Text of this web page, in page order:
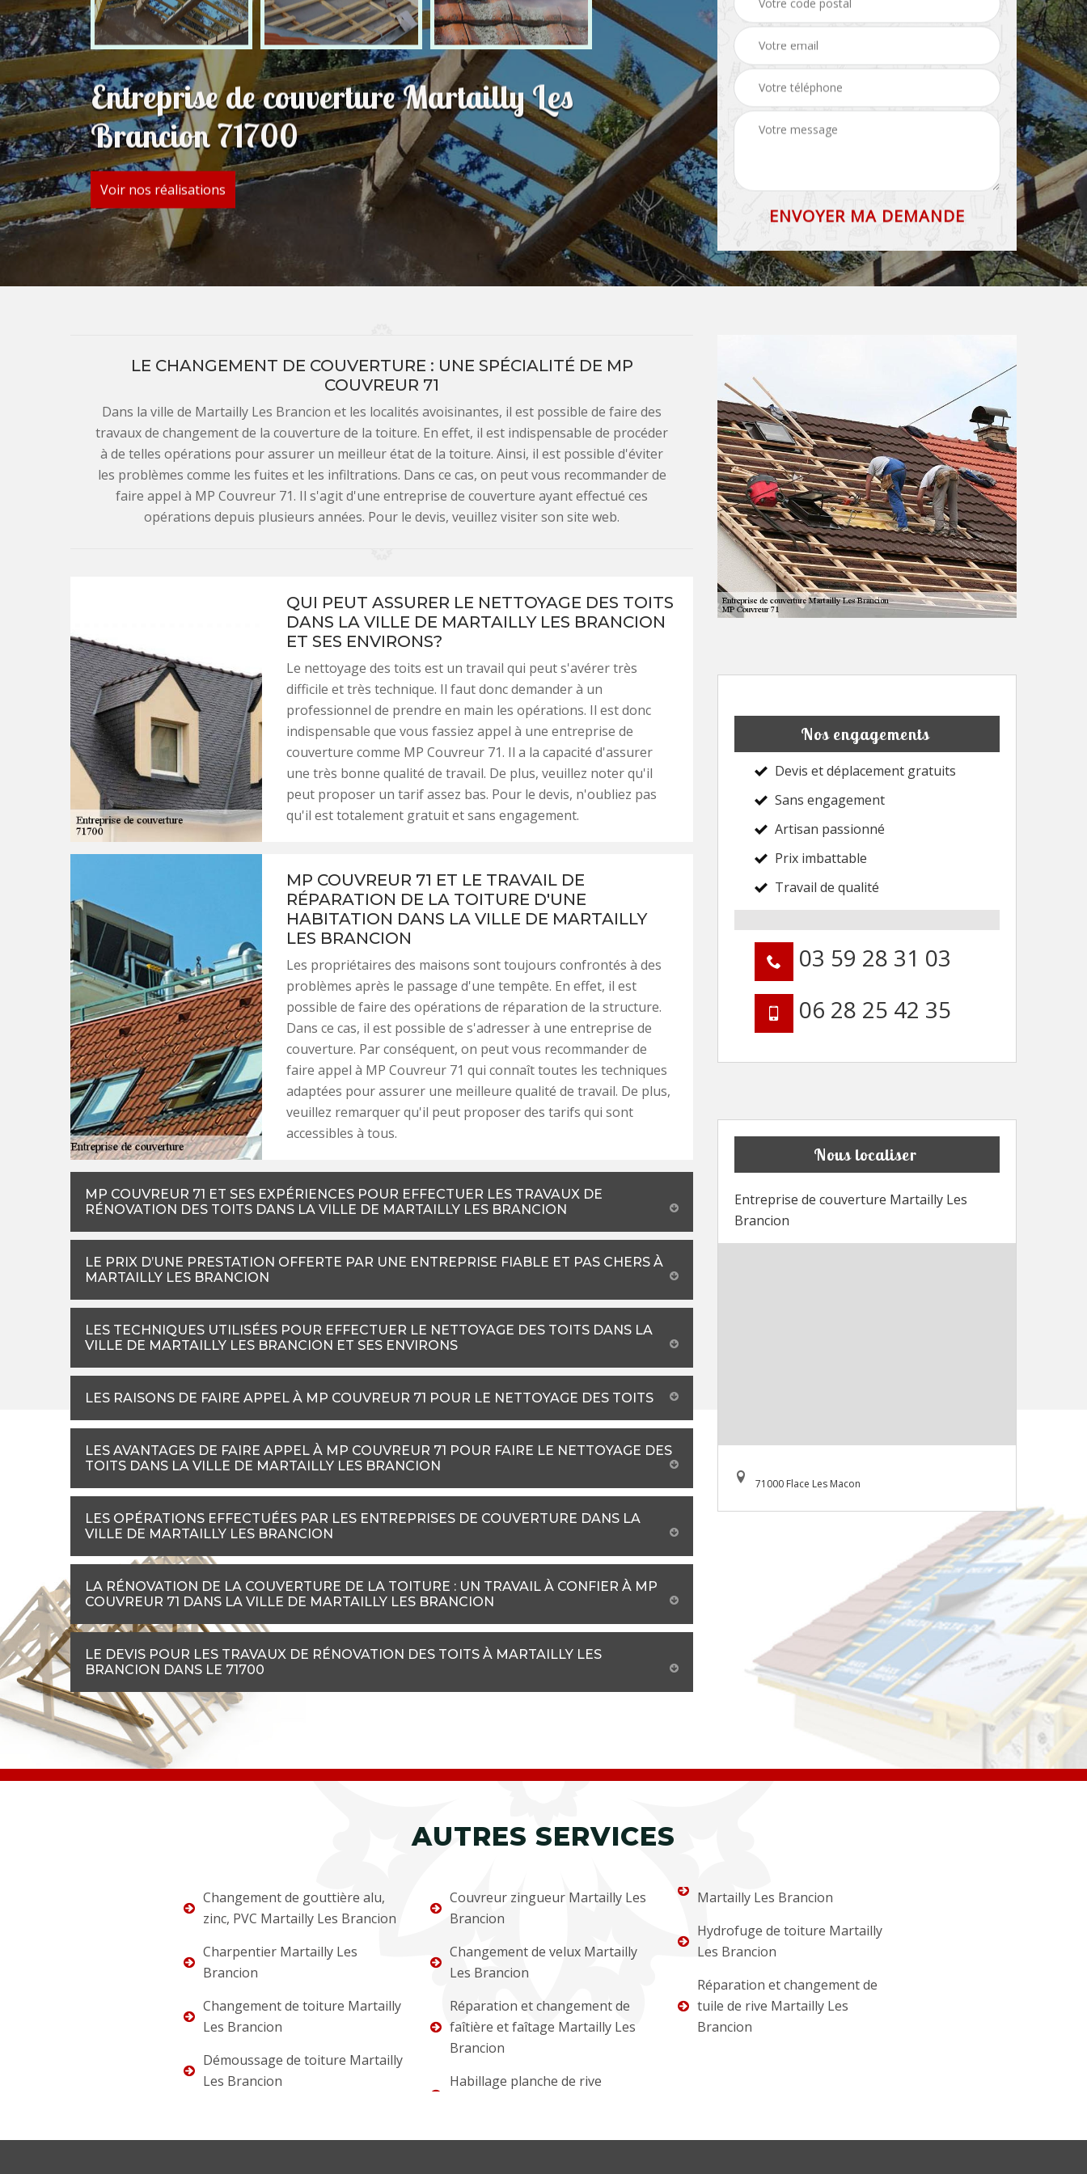
Entreprise de couverture Martailly Les
Brancion 71700
Voir nos réalisations
LE CHANGEMENT DE COUVERTURE : UNE SPÉCIALITÉ DE MP
COUVREUR 71
Dans la ville de Martailly Les Brancion et les localités avoisinantes, il est possible de faire des
travaux de changement de la couverture de la toiture. En effet, il est indispensable de procéder
à de telles opérations pour assurer un meilleur état de la toiture. Ainsi, il est possible d'éviter
les problèmes comme les fuites et les infiltrations. Dans ce cas, on peut vous recommander de
faire appel à MP Couvreur 71. Il s'agit d'une entreprise de couverture ayant effectué ces
opérations depuis plusieurs années. Pour le devis, veuillez visiter son site web.
QUI PEUT ASSURER LE NETTOYAGE DES TOITS
DANS LA VILLE DE MARTAILLY LES BRANCION
ET SES ENVIRONS?
Le nettoyage des toits est un travail qui peut s'avérer très
difficile et très technique. Il faut donc demander à un
professionnel de prendre en main les opérations. Il est donc
indispensable que vous fassiez appel à une entreprise de
couverture comme MP Couvreur 71. Il a la capacité d'assurer
une très bonne qualité de travail. De plus, veuillez noter qu'il
peut proposer un tarif assez bas. Pour le devis, n'oubliez pas
qu'il est totalement gratuit et sans engagement.
MP COUVREUR 71 ET LE TRAVAIL DE
RÉPARATION DE LA TOITURE D'UNE
HABITATION DANS LA VILLE DE MARTAILLY
LES BRANCION
Les propriétaires des maisons sont toujours confrontés à des
problèmes après le passage d'une tempête. En effet, il est
possible de faire des opérations de réparation de la structure.
Dans ce cas, il est possible de s'adresser à une entreprise de
couverture. Par conséquent, on peut vous recommander de
faire appel à MP Couvreur 71 qui connaît toutes les techniques
adaptées pour assurer une meilleure qualité de travail. De plus,
veuillez remarquer qu'il peut proposer des tarifs qui sont
accessibles à tous.
MP COUVREUR 71 ET SES EXPÉRIENCES POUR EFFECTUER LES TRAVAUX DE
RÉNOVATION DES TOITS DANS LA VILLE DE MARTAILLY LES BRANCION
LE PRIX D’UNE PRESTATION OFFERTE PAR UNE ENTREPRISE FIABLE ET PAS CHERS À
MARTAILLY LES BRANCION
LES TECHNIQUES UTILISÉES POUR EFFECTUER LE NETTOYAGE DES TOITS DANS LA
VILLE DE MARTAILLY LES BRANCION ET SES ENVIRONS
LES RAISONS DE FAIRE APPEL À MP COUVREUR 71 POUR LE NETTOYAGE DES TOITS
LES AVANTAGES DE FAIRE APPEL À MP COUVREUR 71 POUR FAIRE LE NETTOYAGE DES
TOITS DANS LA VILLE DE MARTAILLY LES BRANCION
LES OPÉRATIONS EFFECTUÉES PAR LES ENTREPRISES DE COUVERTURE DANS LA
VILLE DE MARTAILLY LES BRANCION
LA RÉNOVATION DE LA COUVERTURE DE LA TOITURE : UN TRAVAIL À CONFIER À MP
COUVREUR 71 DANS LA VILLE DE MARTAILLY LES BRANCION
LE DEVIS POUR LES TRAVAUX DE RÉNOVATION DES TOITS À MARTAILLY LES
BRANCION DANS LE 71700
Nos engagements
Devis et déplacement gratuits
Sans engagement
Artisan passionné
Prix imbattable
Travail de qualité
03 59 28 31 03
06 28 25 42 35
Nous localiser
Entreprise de couverture Martailly Les
Brancion
71000 Flace Les Macon
AUTRES SERVICES
Changement de gouttière alu,
zinc, PVC Martailly Les Brancion
Charpentier Martailly Les
Brancion
Changement de toiture Martailly
Les Brancion
Démoussage de toiture Martailly
Les Brancion
Couvreur zingueur Martailly Les
Brancion
Changement de velux Martailly
Les Brancion
Réparation et changement de
faîtière et faîtage Martailly Les
Brancion
Habillage planche de rive
Martailly Les Brancion
Hydrofuge de toiture Martailly
Les Brancion
Réparation et changement de
tuile de rive Martailly Les
Brancion